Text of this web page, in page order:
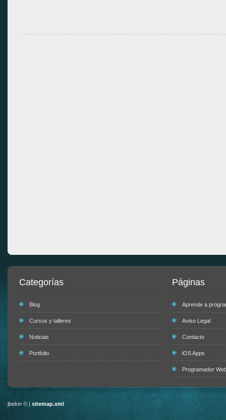
Categorías
Blog
Cursos y talleres
Noticias
Portfolio
Páginas
Aprende a
Aviso Legal
Contacto
iOS Apps
Programador
jbelon © | sitemap.xml